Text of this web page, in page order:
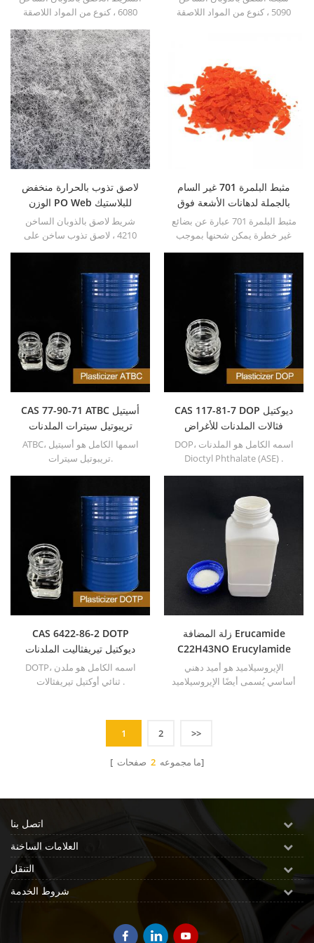
6080 ، كنوع من المواد اللاصقة
منسوج ، يمكن أن يكون مناسبًا
للمعالجة المستمرة أو المتقطعة.
5090 ، كنوع من المواد اللاصقة
لاصق تذوب بالحرارة منخفض
الوزن PO Web للبلاستيك
شريط لاصق بالذوبان الساخن
4210 ، لاصق تذوب ساخن على
المتقطعة.
مثبط البلمرة 701 غير السام
بالجملة لدهانات الأشعة فوق
البنفسجيةمثبط البلمرة 701 عبارة عن بضائع
غير خطرة يمكن شحنها بموجب
CAS 77-90-71 ATBC أسيتيل
تريبوتيل سيترات الملدنات
ATBC، اسمها الكامل هو أسيتيل
تريبوتيل سيترات.
CAS 117-81-7 DOP ديوكتيل
فثالات الملدنات للأغراض
العامة
DOP، اسمه الكامل هو الملدنات
Dioctyl Phthalate (ASE) .
CAS 6422-86-2 DOTP
ديوكتيل تيريفثاليت الملدنات
DOTP، اسمه الكامل هو ملدن
ثنائي أوكتيل تيريفثالات .
زلة المضافة Erucamide
C22H43NO Erucylamide
لصناعة البلاستيك
الإيروسيلاميد هو أميد دهني
أساسي يُسمى أيضًا الإيروسيلاميد
1 2 >>
[ ما مجموعه 2 صفحات]
اتصل بنا
العلامات الساخنة
التنقل
شروط الخدمة